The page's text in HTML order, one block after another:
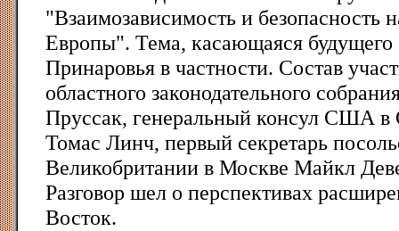
"Взаимозависимость и безопасность
Европы". Тема, касающаяся
Принаровья в частности. Состав
областного законодательного
Пруссак, генеральный консул США в
Томас Линч, первый секретарь
Великобритании в Москве Майкл
Разговор шел о перспективах
Восток.